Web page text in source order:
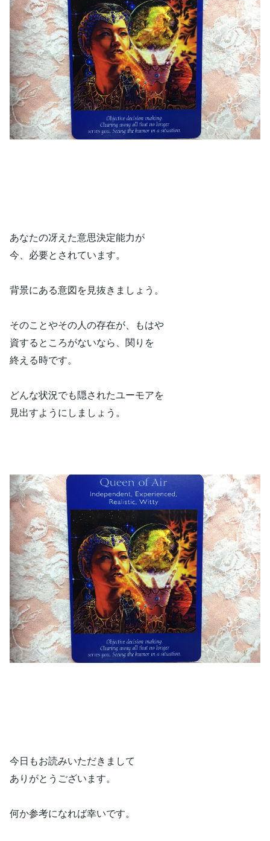
あなたの冴えた意思決定能力が
今、必要とされています。
背景にある意図を見抜きましょう。
そのことやその人の存在が、もはや
資するところがないなら、関りを
終える時です。
どんな状況でも隠されたユーモアを
見出すようにしましょう。
今日もお読みいただきまして
ありがとうございます。
何か参考になれば幸いです。